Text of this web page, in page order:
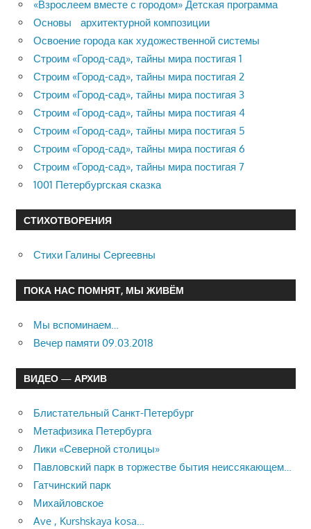
«Взрослеем вместе с городом» Детская программа
Основы архитектурной композиции
Освоение города как художественной системы
Строим «Город-сад», тайны мира постигая 1
Строим «Город-сад», тайны мира постигая 2
Строим «Город-сад», тайны мира постигая 3
Строим «Город-сад», тайны мира постигая 4
Строим «Город-сад», тайны мира постигая 5
Строим «Город-сад», тайны мира постигая 6
Строим «Город-сад», тайны мира постигая 7
1001 Петербургская сказка
СТИХОТВОРЕНИЯ
Стихи Галины Сергеевны
ПОКА НАС ПОМНЯТ, МЫ ЖИВЁМ
Мы вспоминаем…
Вечер памяти 09.03.2018
ВИДЕО — АРХИВ
Блистательный Санкт-Петербург
Метафизика Петербурга
Лики «Северной столицы»
Павловский парк в торжестве бытия неиссякающем…
Гатчинский парк
Михайловское
Ave , Kurshskaya kosa…